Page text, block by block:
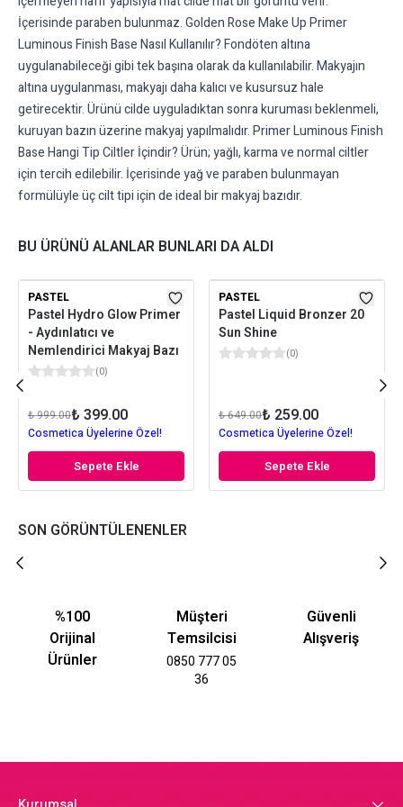
İçerisinde paraben bulunmaz. Golden Rose Make Up Primer
Luminous Finish Base Nasıl Kullanılır? Fondöten altına
uygulanabileceği gibi tek başına olarak da kullanılabilir. Makyajın
altına uygulanması, makyajı daha kalıcı ve kusursuz hale
getirecektir. Ürünü cilde uyguladıktan sonra kuruması beklenmeli,
kuruyan bazın üzerine makyaj yapılmalıdır. Primer Luminous Finish
Base Hangi Tip Ciltler İçindir? Ürün; yağlı, karma ve normal ciltler
için tercih edilebilir. İçerisinde yağ ve paraben bulunmayan
formülüyle üç cilt tipi için de ideal bir makyaj bazıdır.
BU ÜRÜNÜ ALANLAR BUNLARI DA ALDI
PASTEL
Pastel Hydro Glow Primer
- Aydınlatıcı ve
Nemlendirici Makyaj Bazı
(0)
₺ 999.00₺ 399.00
Cosmetica Üyelerine Özel!
Sepete Ekle
PASTEL
Pastel Liquid Bronzer 20
Sun Shine
(0)
₺ 649.00₺ 259.00
Cosmetica Üyelerine Özel!
Sepete Ekle
SON GÖRÜNTÜLENENLER
%100
Orijinal
Ürünler
Müşteri
Temsilcisi
0850 777 05
36
Güvenli
Alışveriş